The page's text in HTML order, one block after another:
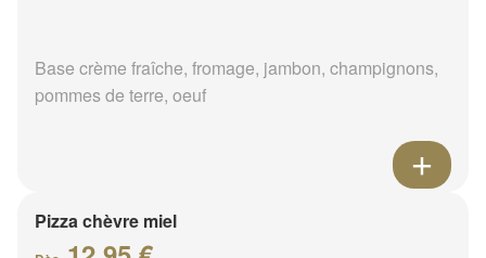
Base crème fraîche, fromage, jambon, champignons,
pommes de terre, oeuf
Pizza chèvre miel